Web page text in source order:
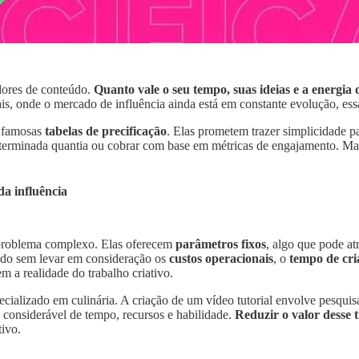
de conteúdo. Quanto vale o seu tempo, suas ideias e a
onde o mercado de influência ainda está em constante evolução,
tabelas de precificação. Elas prometem trazer simplicidade
quantia ou cobrar com base em métricas de engajamento.
influência
complexo. Elas oferecem parâmetros fixos, algo que pode
sem levar em consideração os custos operacionais, o tempo de
a realidade do trabalho criativo.
em culinária. A criação de um vídeo tutorial envolve
de tempo, recursos e habilidade. Reduzir o valor desse